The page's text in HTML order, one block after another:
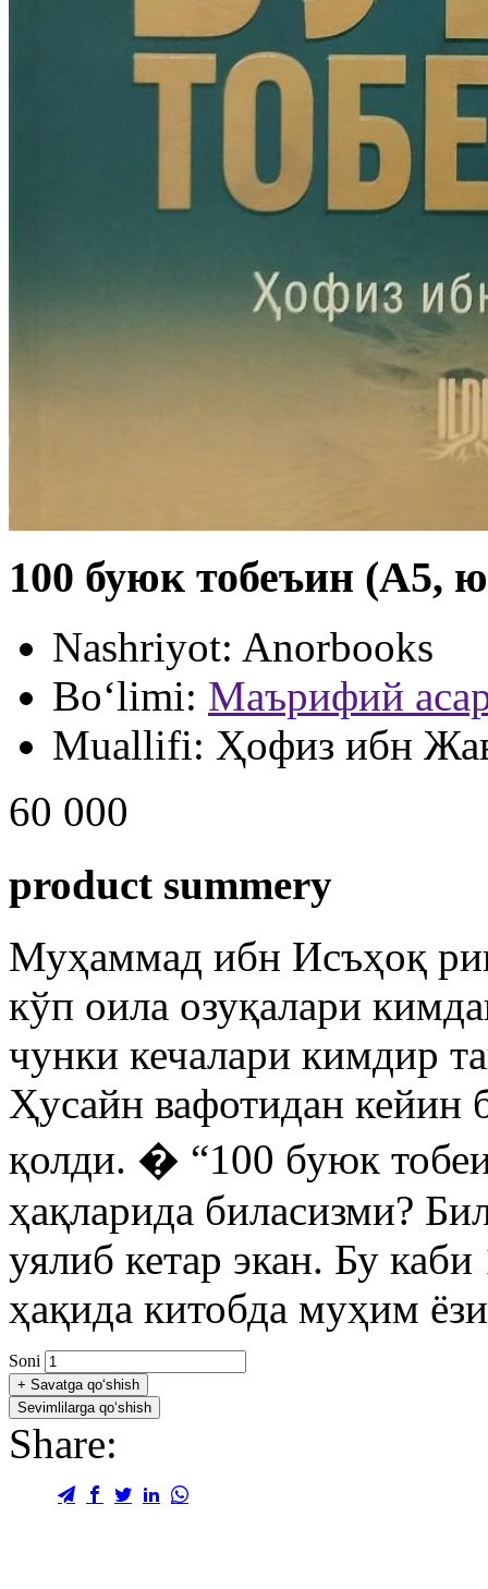
100 буюк тобеъин (А5,
Nashriyot: Anorbooks
Bo‘limi: Маърифий
Muallifi: Ҳофиз ибн
60 000
product summery
Муҳаммад ибн Исъҳоқ
кўп оила озуқалари
чунки кечалари кимдир
Ҳусайн вафотидан кейин
қолди. � “100 буюк
ҳақларида биласизми?
уялиб кетар экан. Бу
ҳақида китобда муҳим
Soni
+ Savatga qo‘shish
Sevimlilarga qo‘shish
Share: